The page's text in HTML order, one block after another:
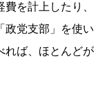
を計上したり、
政党支部」を使い
れば、ほとんどが